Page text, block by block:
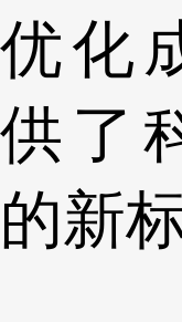
优化
供了
的新